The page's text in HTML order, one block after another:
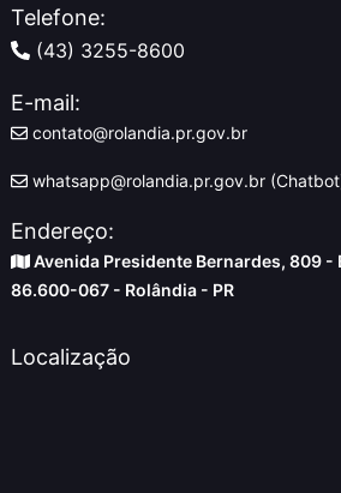
Telefone:
(43) 3255-8600
E-mail:
contato@rolandia.pr.gov.br
whatsapp@rolandia.pr.gov.br
Endereço:
Avenida Presidente Bernardes, 809 -
86.600-067 - Rolândia - PR
Localização